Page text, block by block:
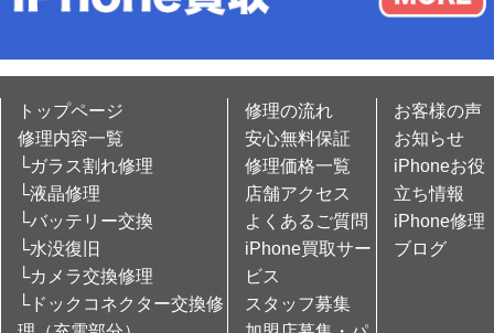
トップページ
修理内容一覧
└ガラス割れ修理
└液晶修理
└バッテリー交換
└水没復旧
└カメラ交換修理
└ドックコネクター交換修
修理の流れ
安心無料保証
修理価格一覧
店舗アクセス
よくあるご質問
iPhone買取サー
ビス
スタッフ募集
お客様の声
お知らせ
iPhoneお役
立ち情報
iPhone修理
ブログ